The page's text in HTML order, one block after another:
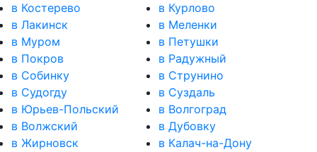
в Костерево
в Курлово
в Лакинск
в Меленки
в Муром
в Петушки
в Покров
в Радужный
в Собинку
в Струнино
в Судогду
в Суздаль
в Юрьев-Польский
в Волгоград
в Волжский
в Дубовку
в Жирновск
в Калач-на-Дону